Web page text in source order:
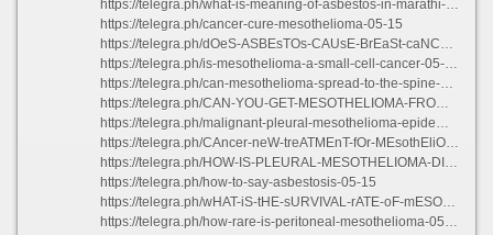
https://telegra.ph/what-is-meaning-of-asbestos-in-marathi-language-05-16-2
https://telegra.ph/cancer-cure-mesothelioma-05-15
https://telegra.ph/dOeS-ASBEsTOs-CAUsE-BrEaSt-caNCER-05-16-3
https://telegra.ph/is-mesothelioma-a-small-cell-cancer-05-15
https://telegra.ph/can-mesothelioma-spread-to-the-spine-05-17-3
https://telegra.ph/CAN-YOU-GET-MESOTHELIOMA-FROM-SMOKING-05-15
https://telegra.ph/malignant-pleural-mesothelioma-epidemiology-05-15
https://telegra.ph/CAncer-neW-treATMEnT-fOr-MEsothEliOMa-05-16-3
https://telegra.ph/HOW-IS-PLEURAL-MESOTHELIOMA-DIAGNOSED-05-16
https://telegra.ph/how-to-say-asbestosis-05-15
https://telegra.ph/wHAT-iS-tHE-sURVIVAL-rATE-oF-mESOTHELIOMA-sTAGE-3-05-16-3
https://telegra.ph/how-rare-is-peritoneal-mesothelioma-05-16-2